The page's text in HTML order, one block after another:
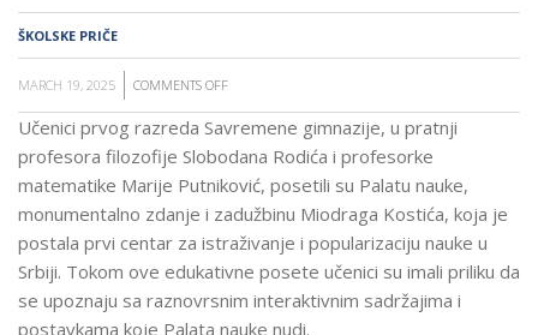
ŠKOLSKE PRIČE
MARCH 19, 2025 COMMENTS OFF
PUTOVANJE
POSETA
NAUKE
Učenici prvog razreda Savremene gimnazije, u pratnji
profesora filozofije Slobodana Rodića i profesorke
matematike Marije Putniković, posetili su Palatu nauke,
monumentalno zdanje i zadužbinu Miodraga Kostića, koja je
postala prvi centar za istraživanje i popularizaciju nauke u
Srbiji. Tokom ove edukativne posete učenici su imali priliku da
se upoznaju sa raznovrsnim interaktivnim sadržajima i
postavkama koje Palata nauke nudi.